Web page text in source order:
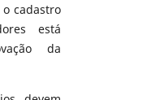
o cadastro
está
da